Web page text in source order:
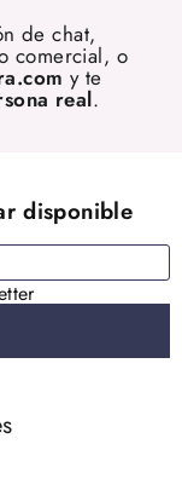
de chat,
comercial, o
y te
real.